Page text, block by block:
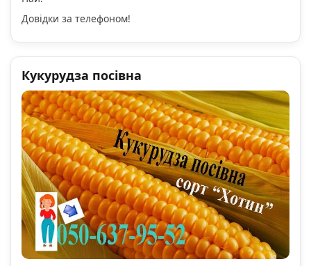
Довідки за телефоном!
Кукурудза посівна